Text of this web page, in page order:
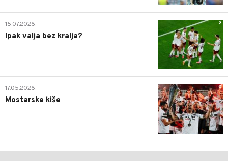
2
15.07.2026.
Ipak valja bez kralja?
0
17.05.2026.
Mostarske kiše